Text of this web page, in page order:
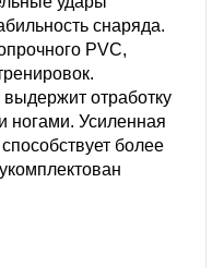
снаряда.
PVC,
отработку
ногами. Усиленная
более